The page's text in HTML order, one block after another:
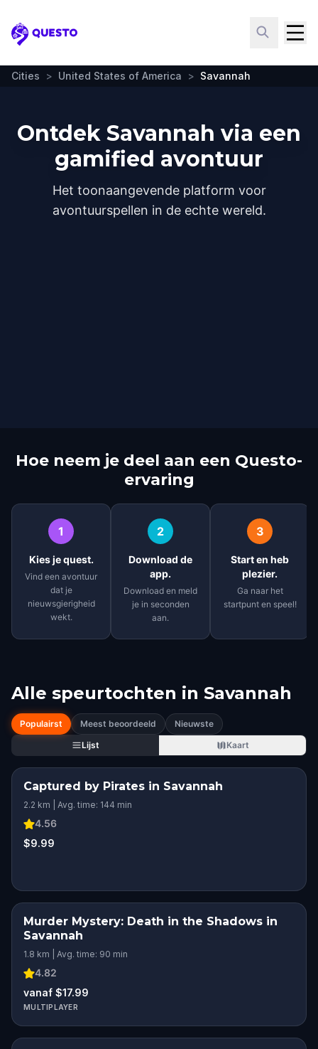
Questo
Cities > United States of America > Savannah
Ontdek Savannah via een
gamified avontuur
Het toonaangevende platform voor
avontuurspellen in de echte wereld.
Hoe neem je deel aan een Questo-
ervaring
1
Kies je quest.
Vind een avontuur
dat je
nieuwsgierigheid
wekt.
2
Download de
app.
Download en meld
je in seconden
aan.
3
Start en heb
plezier.
Ga naar het
startpunt en speel!
Alle speurtochten in Savannah
Populairst Meest beoordeeld
Nieuwste
Lijst
Kaart
Captured by Pirates in Savannah
2.2 km | Avg. time: 144 min
4.56
$9.99
Murder Mystery: Death in the Shadows in
Savannah
1.8 km | Avg. time: 90 min
4.82
vanaf $17.99
MULTIPLAYER